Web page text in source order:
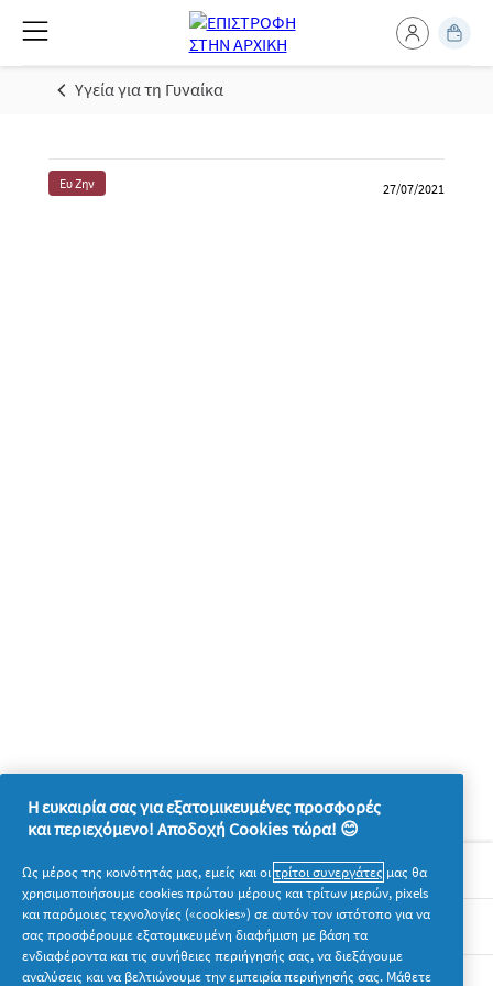
Υγεία για τη Γυναίκα
Ευ Ζην 27/07/2021
Σχετικά με την P&G
Νομικά
Η ευκαιρία σας για εξατομικευμένες προσφορές
και περιεχόμενο! Αποδοχή Cookies τώρα! 😊
Ως μέρος της κοινότητάς μας, εμείς και οιτρίτοι συνεργάτες μας θα
χρησιμοποιήσουμε cookies πρώτου μέρους και τρίτων μερών, pixels
και παρόμοιες τεχνολογίες («cookies») σε αυτόν τον ιστότοπο για να
σας προσφέρουμε εξατομικευμένη διαφήμιση με βάση τα
ενδιαφέροντα και τις συνήθειες περιήγησής σας, να διεξάγουμε
αναλύσεις και να βελτιώνουμε την εμπειρία περιήγησής σας. Μάθετε